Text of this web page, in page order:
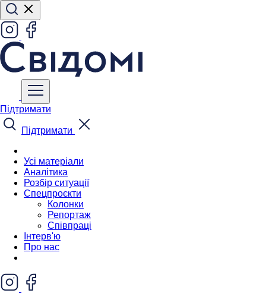
Підтримати
Підтримати
Усі матеріали
Аналітика
Розбір ситуації
Спецпроєкти
Колонки
Репортаж
Співпраці
Інтерв'ю
Про нас